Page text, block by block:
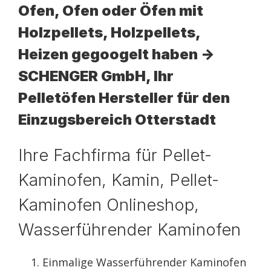
Ofen, Ofen oder Öfen mit
Holzpellets, Holzpellets,
Heizen gegoogelt haben ->
SCHENGER GmbH, Ihr
Pelletöfen Hersteller für den
Einzugsbereich Otterstadt
Ihre Fachfirma für Pellet-
Kaminofen, Kamin, Pellet-
Kaminofen Onlineshop,
Wasserführender Kaminofen
Einmalige Wasserführender Kaminofen